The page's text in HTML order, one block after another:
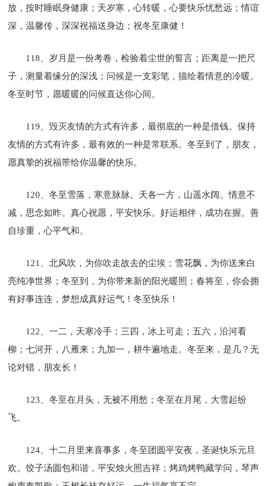
放，按时睡眠身健康；天岁寒，心转暖，心要快乐忧愁远；情谊
深，温馨传，深深祝福送身边；祝冬至康健！
118、岁月是一份考卷，检验着尘世的誓言；距离是一把尺
子，测量着缘分的深浅；问候是一支彩笔，描绘着情意的冷暖。
冬至时节，愿暖暖的问候直达你心间。
119、毁灭友情的方式有许多，最彻底的一种是借钱。保持
友情的方式有许多，最有效的一种是常联系。冬至到了，朋友，
愿真挚的祝福带给你温馨的快乐。
120、冬至雪落，寒意脉脉。天各一方，山遥水阔。情意不
减，思念如昨。真心祝愿，平安快乐。好运相伴，成功在握。善
自珍重，心平气和。
121、北风吹，为你吹走故去的尘埃；雪花飘，为你送来白
亮纯净世界；冬至到，为你带来新的阳光暖照；春将至，你会拥
有好事连连，梦想成真好运气！冬至快乐！
122、一二，天寒冷手；三四，冰上可走；五六，沿河看
柳；七河开，八雁来；九加一，耕牛遍地走。冬至来，是几？无
论对错，朋友长！
123、冬至在月头，无被不用愁；冬至在月尾，大雪起纷
飞。
124、十二月里来喜事多，冬至团圆平安夜，圣诞快乐元旦
欢。饺子汤圆包和谐，平安烛火照吉祥；烤鸡烤鸭藏学问，琴声